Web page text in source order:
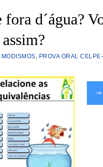
fora d´água?
, PROVA ORAL
⇒